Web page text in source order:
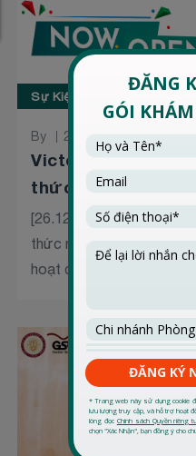
Sự Kiện
By 25 Tháng 12 2020
Victoria
thức mở cửa
[26.12.2020] Victoria
thức mở cửa hoạt động.
hoạt động để...